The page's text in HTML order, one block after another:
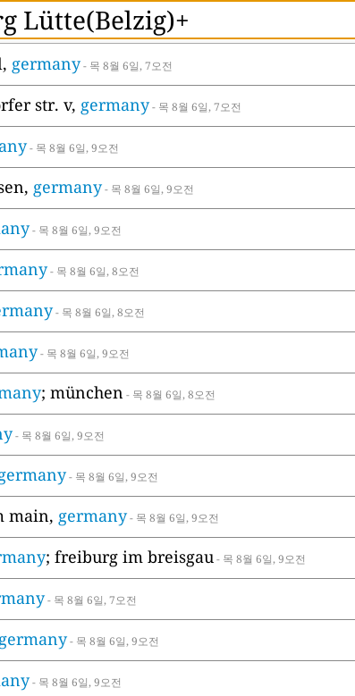
germany- 목 8월 6일, 7오전
str. v, germany- 목 8월 6일, 7오전
- 목 8월 6일, 9오전
germany- 목 8월 6일, 9오전
- 목 8월 6일, 9오전
- 목 8월 6일, 8오전
- 목 8월 6일, 8오전
- 목 8월 6일, 9오전
; münchen - 목 8월 6일, 8오전
- 목 8월 6일, 9오전
- 목 8월 6일, 9오전
main, germany- 목 8월 6일, 9오전
; freiburg im breisgau- 목 8월 6일, 9오전
- 목 8월 6일, 7오전
germany- 목 8월 6일, 9오전
- 목 8월 6일, 9오전